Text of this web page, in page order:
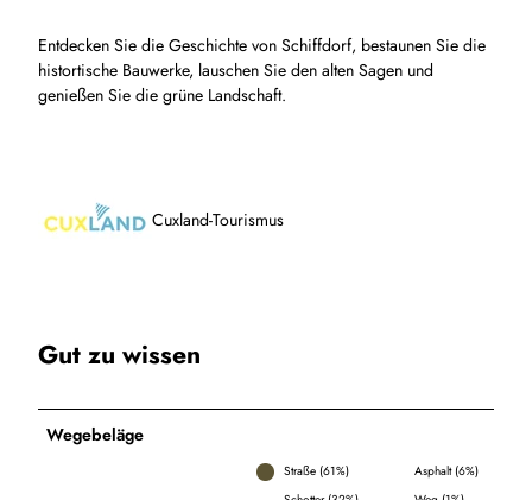
Entdecken Sie die Geschichte von Schiffdorf, bestaunen Sie die
histortische Bauwerke, lauschen Sie den alten Sagen und
genießen Sie die grüne Landschaft.
Cuxland-Tourismus
Gut zu wissen
Wegebeläge
Straße (61%)
Asphalt (6%)